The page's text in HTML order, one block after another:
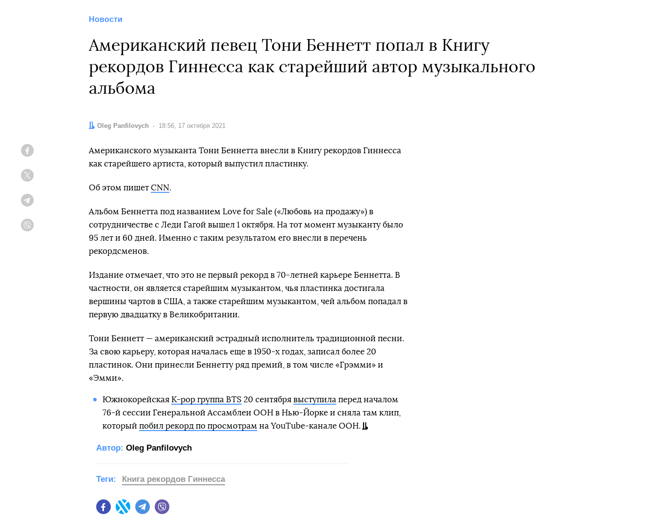
Новости
Американский певец Тони Беннетт попал в Книгу
рекордов Гиннесса как старейший автор музыкального
альбома
Автор:
Oleg Panfilovych Дата:
18:56, 17 октября 2021
Американского музыканта Тони Беннетта внесли в Книгу рекордов Гиннесса
как старейшего артиста, который выпустил пластинку.
Об этом пишет CNN.
Альбом Беннетта под названием Love for Sale («Любовь на продажу») в
сотрудничестве с Леди Гагой вышел 1 октября. На тот момент музыканту было
95 лет и 60 дней. Именно с таким результатом его внесли в перечень
рекордсменов.
Издание отмечает, что это не первый рекорд в 70-летней карьере Беннетта. В
частности, он является старейшим музыкантом, чья пластинка достигала
вершины чартов в США, а также старейшим музыкантом, чей альбом попадал в
первую двадцатку в Великобритании.
Тони Беннетт — американский эстрадный исполнитель традиционной песни.
За свою карьеру, которая началась еще в 1950-х годах, записал более 20
пластинок. Они принесли Беннетту ряд премий, в том числе «Грэмми» и
«Эмми».
Южнокорейская K-pop группа BTS 20 сентября выступила перед началом
76-й сессии Генеральной Ассамблеи ООН в Нью-Йорке и сняла там клип,
который побил рекорд по просмотрам на YouTube-канале ООН.
Автор: Oleg Panfilovych
FacebookTwitter Telegram
Теги: Книга рекордов Гиннесса